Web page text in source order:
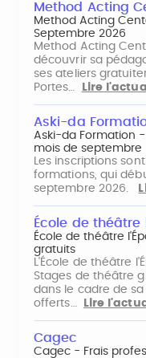
Method Acting
Method Acting
Septembre 2026
Method Acting
découvrir sa
ses ateliers
Portes…
Lire
Aski-da
Aski-da Formation
mois de septembre
Les inscriptions
formations, qui
septembre 2026.
École de théâtre
École de théâtre
gratuits
L'École de théâtre
Stages de théâtre
dans le cadre de
offerts…
Lire
Cagec
Cagec - Frais